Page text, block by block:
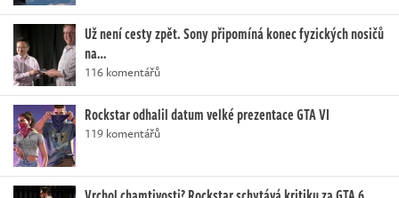
Už není cesty zpět. Sony připomíná konec fyzických nosičů
na…
116 komentářů
Rockstar odhalil datum velké prezentace GTA VI
119 komentářů